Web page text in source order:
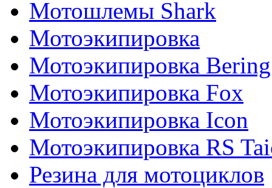
Мотошлемы Shark
Мотоэкипировка
Мотоэкипировка Bering
Мотоэкипировка Fox
Мотоэкипировка Icon
Мотоэкипировка RS
Резина для мотоциклов